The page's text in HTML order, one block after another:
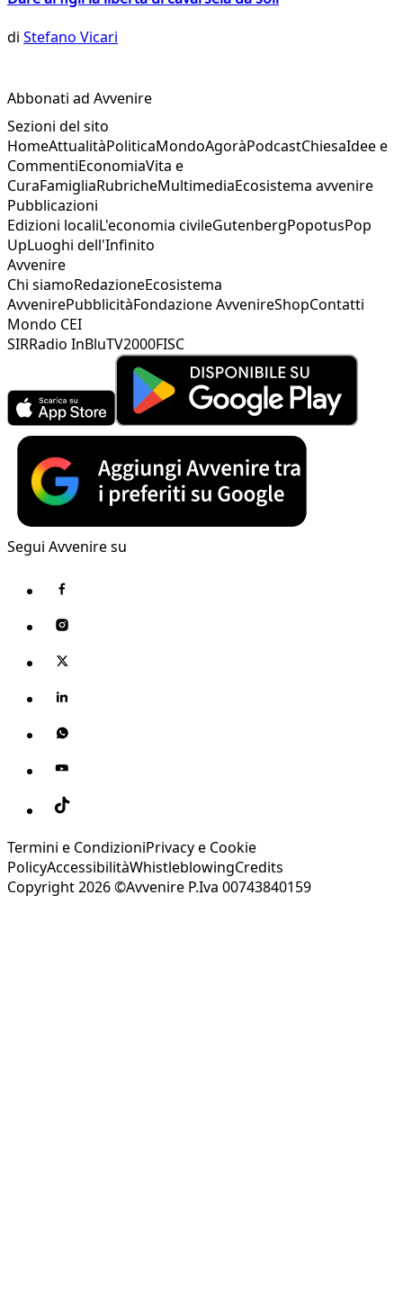
di Stefano Vicari
Abbonati ad Avvenire
Sezioni del sito
HomeAttualitàPoliticaMondoAgoràPodcastChiesaIdee e
CommentiEconomiaVita e
CuraFamigliaRubricheMultimediaEcosistema avvenire
Pubblicazioni
Edizioni localiL'economia civileGutenbergPopotusPop
UpLuoghi dell'Infinito
Avvenire
Chi siamoRedazioneEcosistema
AvvenirePubblicitàFondazione AvvenireShopContatti
Mondo CEI
SIRRadio InBluTV2000FISC
Segui Avvenire su
Termini e CondizioniPrivacy e Cookie
PolicyAccessibilitàWhistleblowingCredits
Copyright 2026 ©Avvenire P.Iva 00743840159